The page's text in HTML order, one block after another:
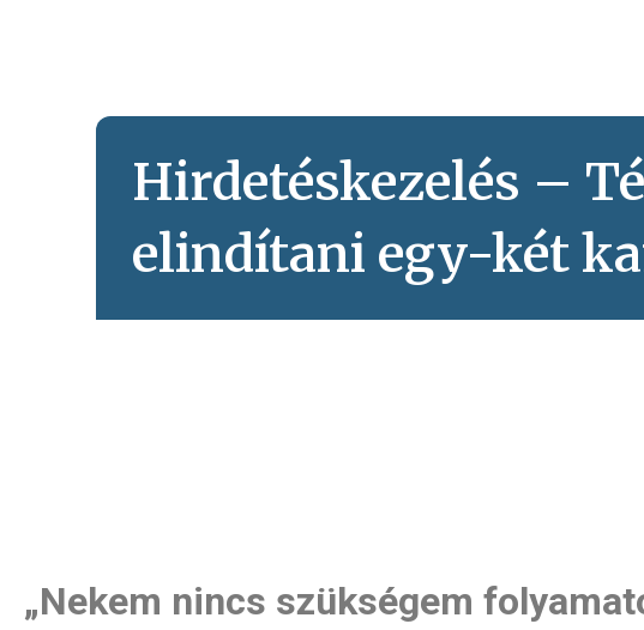
Hirdetéskezelés –
elindítani egy-két
„Nekem nincs szükségem